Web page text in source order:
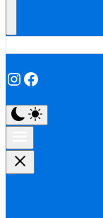
Instagram
Facebook